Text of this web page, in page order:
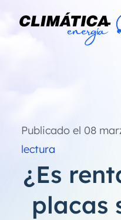
Publicado el 08
lectura
¿Es
placas